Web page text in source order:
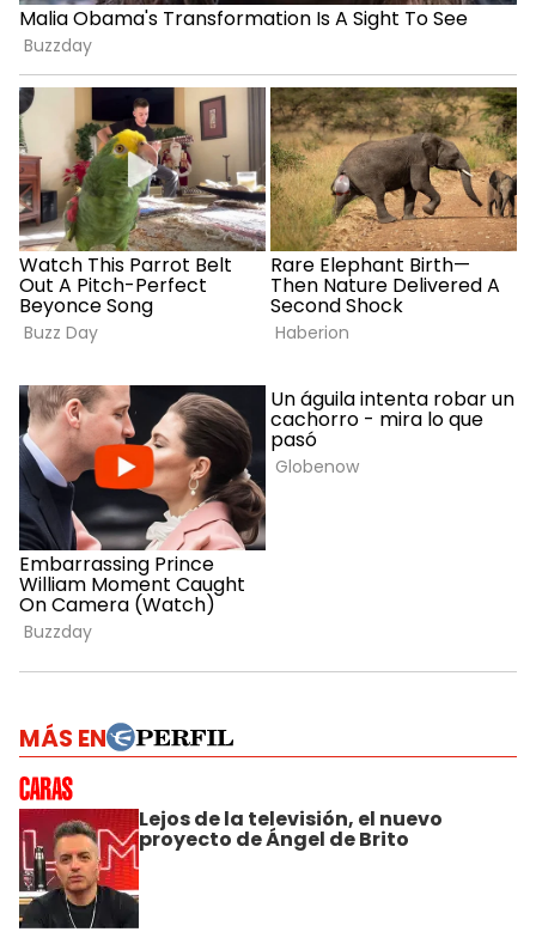
MÁS EN
Lejos de la televisión, el nuevo
proyecto de Ángel de Brito